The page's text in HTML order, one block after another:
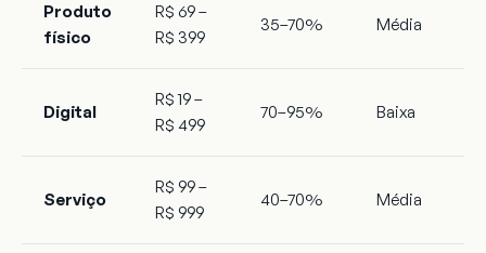
Produto
físico
R$ 69 –
R$ 399
35–70% Média
Digital
R$ 19 –
R$ 499
70–95% Baixa
Serviço
R$ 99 –
R$ 999
40–70% Média